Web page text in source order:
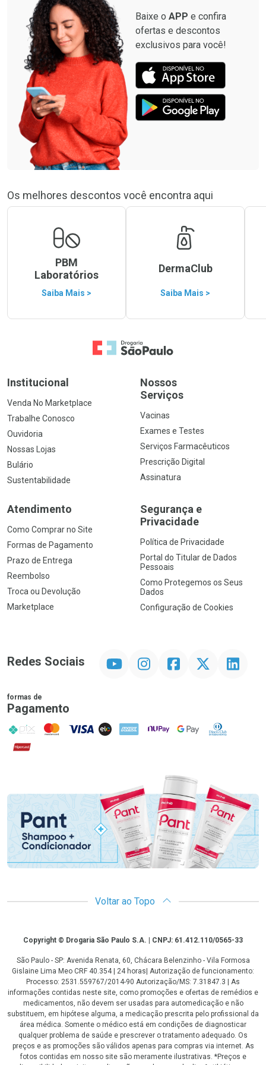
Baixe o APP e confira
ofertas e descontos
exclusivos para você!
Os melhores descontos você encontra aqui
PBM
Laboratórios
Saiba Mais >
DermaClub
Saiba Mais >
Ir para a Home
Institucional
Venda No Marketplace
Trabalhe Conosco
Ouvidoria
Nossas Lojas
Bulário
Sustentabilidade
Nossos
Serviços
Vacinas
Exames e Testes
Serviços Farmacêuticos
Prescrição Digital
Assinatura
Atendimento
Como Comprar no Site
Formas de Pagamento
Prazo de Entrega
Reembolso
Troca ou Devolução
Marketplace
Segurança e
Privacidade
Política de Privacidade
Portal do Titular de Dados
Pessoais
Como Protegemos os Seus
Dados
Configuração de Cookies
Redes Sociais InstagramFacebookTwitter Linkedin
formas de
Pagamento
PIX MasterCard
VISA ELO AMEX NuPay Google PayDiners Club
Hipercard
Promoção em Destaque
Voltar ao Topo
CopyrightCopyright © Drogaria São Paulo S.A. | CNPJ: 61.412.110/0565-33
São Paulo - SP: Avenida Renata, 60, Chácara Belenzinho - Vila Formosa
Gislaine Lima Meo CRF 40.354 | 24 horas| Autorização de funcionamento:
Processo: 2531.559767/2014-90 Autorização/MS: 7.31847.3 | As
informações contidas neste site, como promoções e ofertas de remédios e
medicamentos, não devem ser usadas para automedicação e não
substituem, em hipótese alguma, a medicação prescrita pelo profissional da
área médica. Somente o médico está em condições de diagnosticar
qualquer problema de saúde e prescrever o tratamento adequado. Os
preços e as promoções são válidos apenas para compras via internet. As
fotos contidas em nosso site são meramente ilustrativas. *Preços e